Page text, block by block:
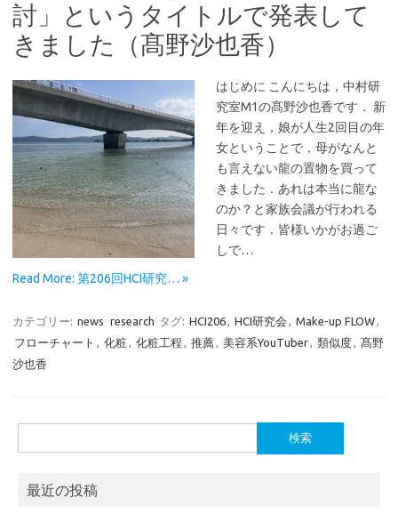
討」というタイトルで発表して
きました（髙野沙也香）
はじめに こんにちは，中村研
究室M1の髙野沙也香です． 新
年を迎え，娘が人生2回目の年
女ということで，母がなんと
も言えない龍の置物を買って
きました．あれは本当に龍な
のか？と家族会議が行われる
日々です．皆様いかがお過ご
しで…
Read More: 第206回HCI研究… »
カテゴリー: news research タグ: HCI206, HCI研究会 , Make-up FLOW,
フローチャート , 化粧, 化粧工程 , 推薦, 美容系YouTuber, 類似度, 髙野
沙也香
索:
最近の投稿